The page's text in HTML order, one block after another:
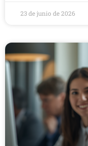
23 de junio de 2026